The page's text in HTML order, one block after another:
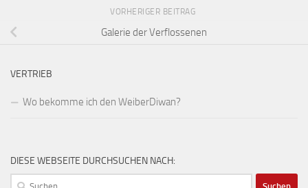
VORHERIGER BEITRAG
Galerie der Verflossenen
VERTRIEB
Wo bekomme ich den WeiberDiwan?
DIESE WEBSEITE DURCHSUCHEN NACH:
Suchen